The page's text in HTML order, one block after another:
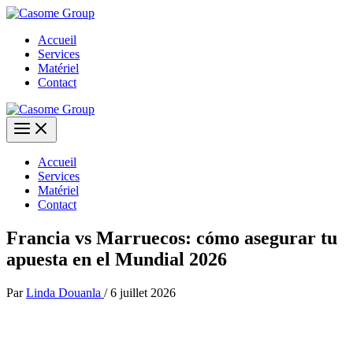
Aller
contenuAccueil
Services
Matériel
Contact
Accueil
Services
Matériel
Contact
Francia vs Marruecos: cómo asegurar tu
apuesta en el Mundial 2026
ParLinda Douanla /6 juillet 2026